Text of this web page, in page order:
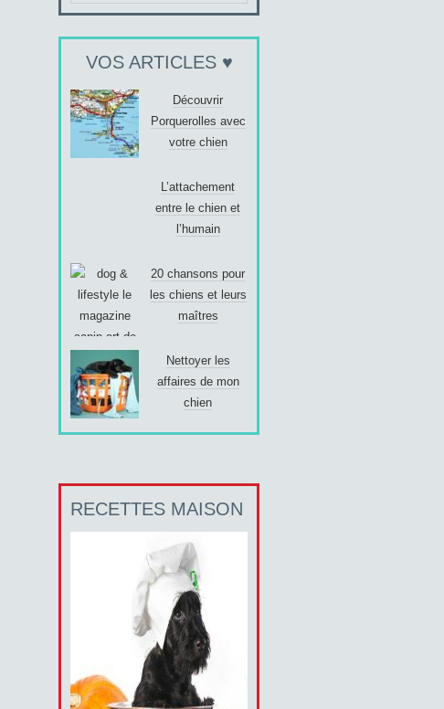
VOS ARTICLES ♥
Découvrir
Porquerolles avec
votre chien
L’attachement
entre le chien et
l’humain
20 chansons pour
les chiens et leurs
maîtres
Nettoyer les
affaires de mon
chien
RECETTES MAISON